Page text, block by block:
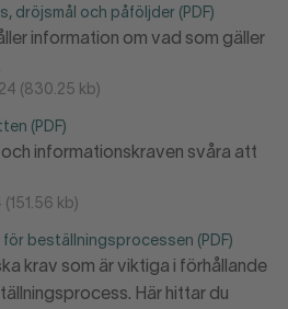
dröjsmål och påföljder (PDF)
information om vad som gäller
(830.25 kb)
(PDF)
informationskraven svåra att
kb)
beställningsprocessen (PDF)
krav som är viktiga i förhållande
Här hittar du